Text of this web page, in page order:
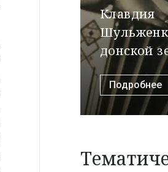
Клавдия
донской
Подробнее